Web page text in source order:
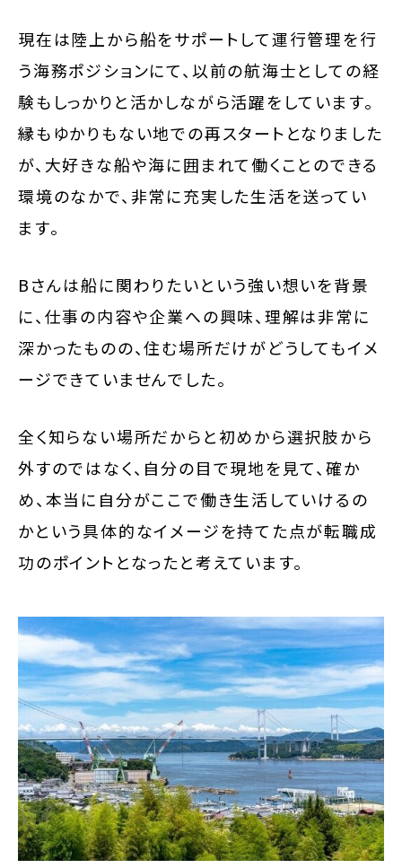
現在は陸上から船をサポートして運行管理を行
う海務ポジションにて、以前の航海士としての経
験もしっかりと活かしながら活躍をしています。
縁もゆかりもない地での再スタートとなりました
が、大好きな船や海に囲まれて働くことのできる
環境のなかで、非常に充実した生活を送ってい
ます。
Bさんは船に関わりたいという強い想いを背景
に、仕事の内容や企業への興味、理解は非常に
深かったものの、住む場所だけがどうしてもイメ
ージできていませんでした。
全く知らない場所だからと初めから選択肢から
外すのではなく、自分の目で現地を見て、確か
め、本当に自分がここで働き生活していけるの
かという具体的なイメージを持てた点が転職成
功のポイントとなったと考えています。